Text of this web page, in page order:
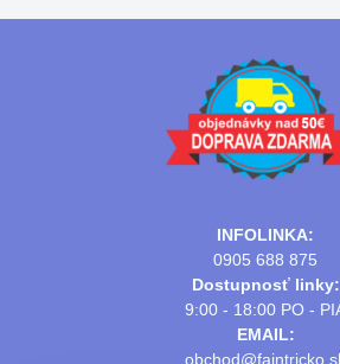
INFOLINKA:
0905 688 875
Dostupnosť linky:
9:00 - 18:00 PO -
EMAIL: